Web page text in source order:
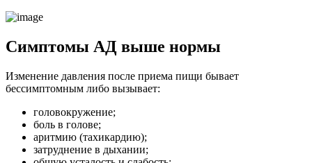
Cимптомы АД выше нормы
Изменение давления после приема пищи бывает
бессимптомным либо вызывает:
головокружение;
боль в голове;
аритмию (тахикардию);
затруднение в дыхании;